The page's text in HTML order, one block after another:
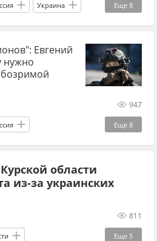
Еще 8
Украина
регионы
территория
украинские беженцы
Евгений
нужно
947
Еще 8
штурм
полигон
области
из-за украинских
811
Еще 5